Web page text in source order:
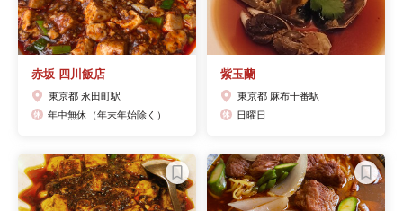
赤坂 四川飯店
東京都 永田町駅
年中無休（年末年始除く）
紫玉蘭
東京都 麻布十番駅
日曜日